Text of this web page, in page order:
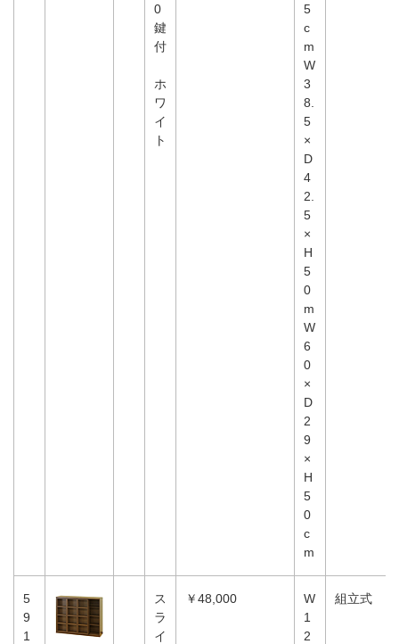
0
鍵
付
ホ
ワ
イ
ト
5
c
m
W
3
8.
5
×
D
4
2.
5
×
H
5
0
m
W
6
0
×
D
2
9
×
H
5
0
c
m
5
9
1
ス
ラ
イ
￥48,000
W
1
2
組立式